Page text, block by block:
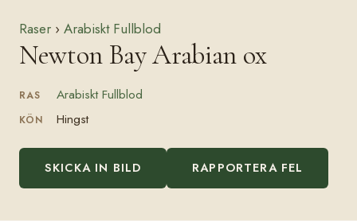
Raser › Arabiskt Fullblod
Newton Bay Arabian ox
RAS Arabiskt Fullblod
KÖN Hingst
SKICKA IN BILD RAPPORTERA FEL